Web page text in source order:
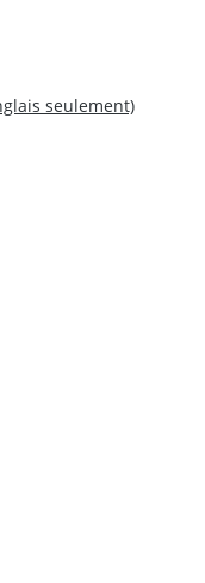
seulement)